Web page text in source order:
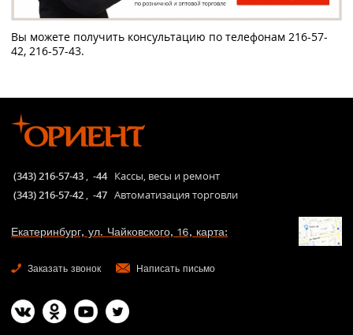
Вы можете получить консультацию по телефонам 216-57-
42, 216-57-43.
(343) 216-57-43 , -44 Кассы, весы и ремонт
(343) 216-57-42 , -47 Автоматизация торговли
Екатеринбург, ул. Чайковского, 16, карта:
Заказать звонок Написать письмо